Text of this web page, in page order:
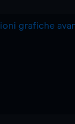
grafiche